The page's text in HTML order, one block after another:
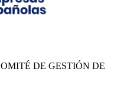
DE GESTIÓN DE